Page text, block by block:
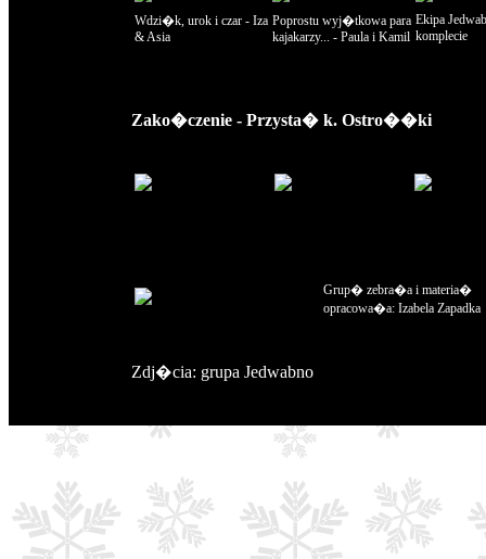
Wdzi�k, urok i czar - Iza
& Asia
Poprostu wyj�tkowa para
kajakarzy... - Paula i Kamil
Ekipa
komplecie
Zako�czenie - Przysta� k. Ostro��ki
Grup� zebra�a i materia�
opracowa�a: Izabela Zapadka
Zdj�cia: grupa Jedwabno